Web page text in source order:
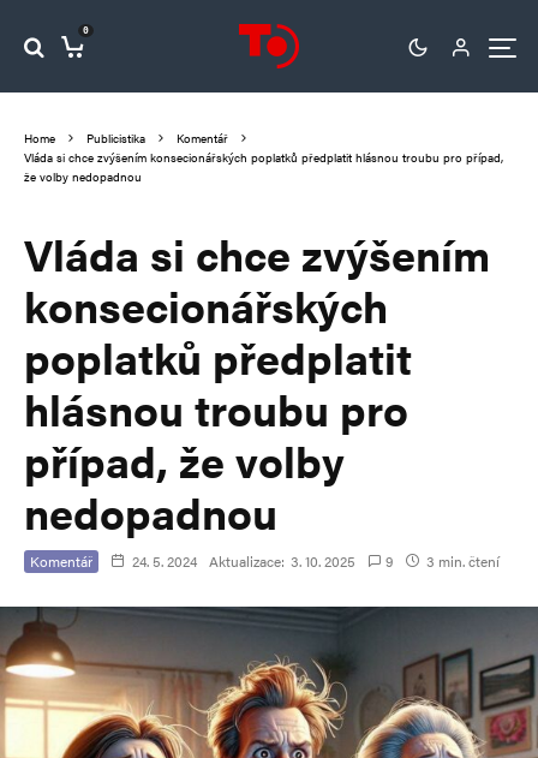
0
Home Publicistika
Komentář
Vláda si chce zvýšením konsecionářských poplatků předplatit hlásnou troubu pro případ,
že volby nedopadnou
Vláda si chce zvýšením
konsecionářských
poplatků předplatit
hlásnou troubu pro
případ, že volby
nedopadnou
Komentář 24. 5. 2024 Aktualizace: 3. 10. 2025 9 3 min. čtení